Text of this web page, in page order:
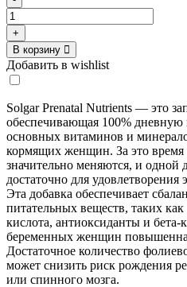
Количество
товара
Solgar
Prenatal
Nutrients,
120
+
В корзину
Добавить в wishlist
Solgar Prenatal Nutrients — это
обеспечивающая 100% дневную
основных витаминов и
кормящих женщин. За это время
значительно меняются, и одной
достаточно для
Эта добавка обеспечивает
питательных веществ, таких
кислота, антиоксиданты и
беременных женщин
Достаточное количество
может снизить риск рождения
или спинного мозга.